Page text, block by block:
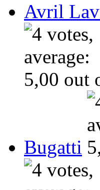
Avril
Bugatti